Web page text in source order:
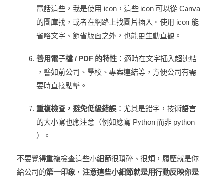
電話這些，我是使用 icon，這些 icon 可以從 Canva
的圖庫找，或者在網路上找圖片插入。使用 icon 能
省略文字、節省版面之外，也能更生動直觀。
善用電子檔 / PDF 的特性 ：適時在文字插入超連結
，譬如前公司、學校、專案連結等，方便公司有需
要時直接點擊。
重複檢查，避免低級錯誤：尤其是錯字，技術語言
的大小寫也應注意（例如應寫 Python 而非 python
）。
不要覺得重複檢查這些小細節很瑣碎、很煩，履歷就是你
給公司的第一印象 ， 注意這些小細節就是用行動反映你是